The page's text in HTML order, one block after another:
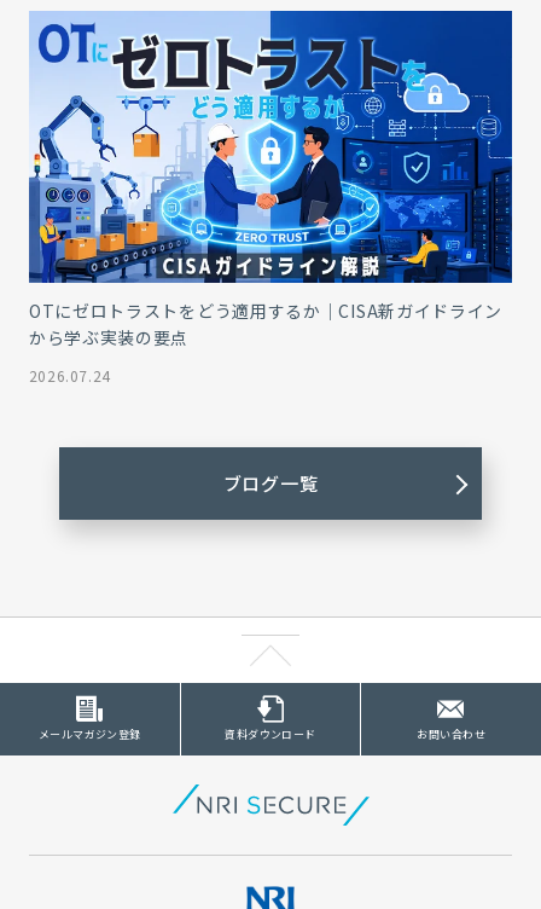
OTにゼロトラストをどう適用するか｜CISA新ガイドライン
から学ぶ実装の要点
2026.07.24
ブログ一覧
メールマガジン登録 資料ダウンロード お問い合わせ